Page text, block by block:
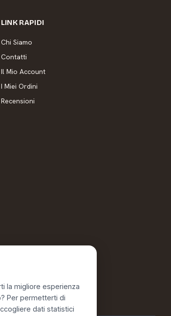
LINK RAPIDI
Chi Siamo
Contatti
Il Mio Account
I Miei Ordini
Recensioni
la migliore esperienza
Per permetterti di
dati statistici